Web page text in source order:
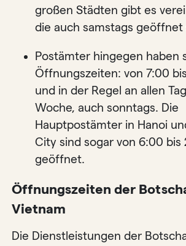
großen Städten gibt es
die auch samstags geöffnet
Postämter hingegen haben
Öffnungszeiten: von 7:00
und in der Regel an allen
Woche, auch sonntags. Die
Hauptpostämter in Hanoi
City sind sogar von 6:00 bis
geöffnet.
Öffnungszeiten der
Vietnam
Die Dienstleistungen der